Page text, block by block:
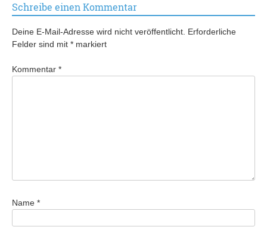
Schreibe einen Kommentar
Deine E-Mail-Adresse wird nicht veröffentlicht. Erforderliche
Felder sind mit * markiert
Kommentar *
Name *